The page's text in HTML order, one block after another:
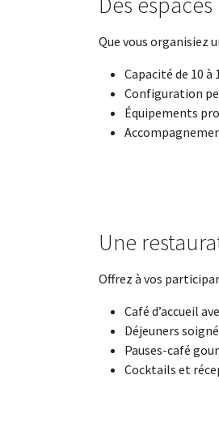
Que vous organisiez
Capacité de 10 à
Configuration
Équipements
Une
Offrez à vos
Café d’accueil
Déjeuners
Pauses-café
Cocktails et